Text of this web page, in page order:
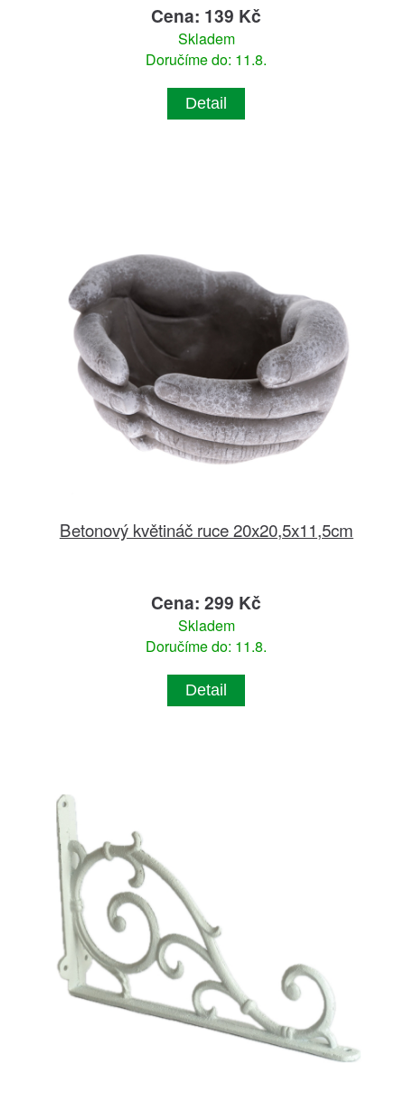
Cena: 139 Kč
Skladem
Doručíme do: 11.8.
Detail
Betonový květináč ruce 20x20,5x11,5cm
Cena: 299 Kč
Skladem
Doručíme do: 11.8.
Detail